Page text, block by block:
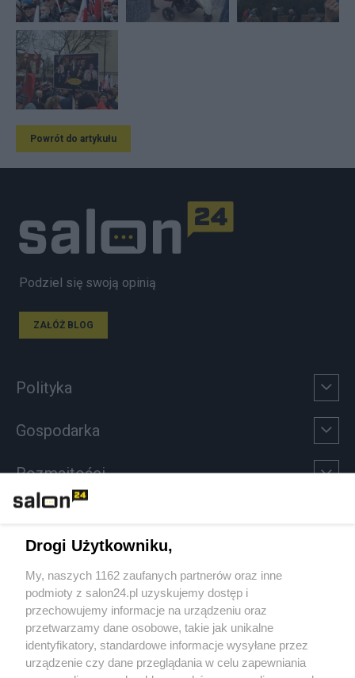
Powrót do artykułu
Podziel się swoją opinią
ZAŁÓŻ BLOG
Polityka
Gospodarka
Rozmaitości
Sport
Społeczeństwo
Kultura
Drogi Użytkowniku,
My, naszych 1162 zaufanych partnerów oraz inne
podmioty z salon24.pl uzyskujemy dostęp i
przechowujemy informacje na urządzeniu oraz
przetwarzamy dane osobowe, takie jak unikalne
identyfikatory, standardowe informacje wysyłane przez
urządzenie czy dane przeglądania w celu zapewniania